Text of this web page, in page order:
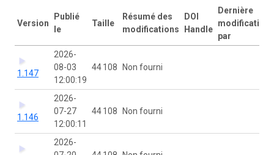
Version
Publié
le
Taille
Résumé des
modifications
DOI
Handle
Dernière
modification
par
1.147
2026-
08-03
12:00:19
44 108 Non fourni
1.146
2026-
07-27
12:00:11
44 108 Non fourni
2026-